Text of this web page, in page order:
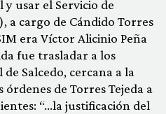
y usar el Servicio de
cargo de Cándido Torres
era Víctor Alicinio Peña
fue trasladar a los
de Salcedo, cercana a la
órdenes de Torres Tejeda a
“…la justificación del